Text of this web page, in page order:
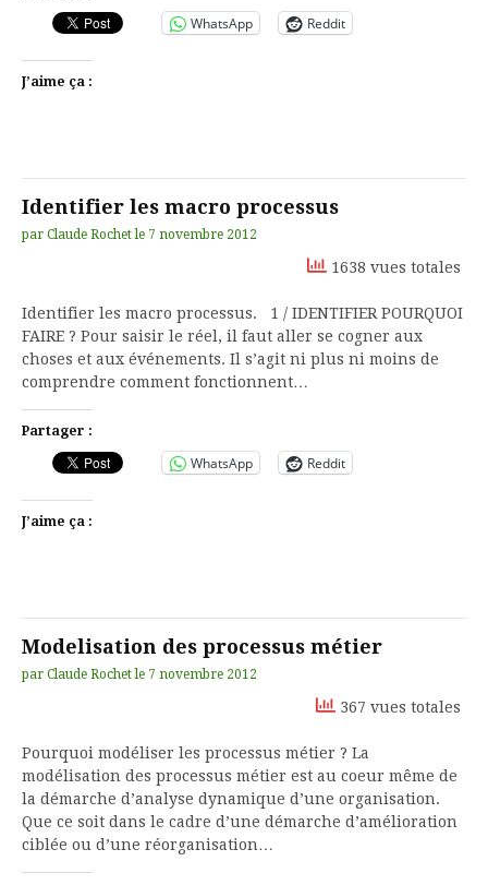
WhatsApp Reddit
J’aime ça :
Identifier les macro processus
par Claude Rochet le 7 novembre 2012
1638 vues totales
Identifier les macro processus. 1 / IDENTIFIER POURQUOI
FAIRE ? Pour saisir le réel, il faut aller se cogner aux
choses et aux événements. Il s’agit ni plus ni moins de
comprendre comment fonctionnent…
Partager :
WhatsApp Reddit
J’aime ça :
Modelisation des processus métier
par Claude Rochet le 7 novembre 2012
367 vues totales
Pourquoi modéliser les processus métier ? La
modélisation des processus métier est au coeur même de
la démarche d’analyse dynamique d’une organisation.
Que ce soit dans le cadre d’une démarche d’amélioration
ciblée ou d’une réorganisation…